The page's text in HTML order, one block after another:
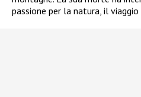
passione per la natura, il